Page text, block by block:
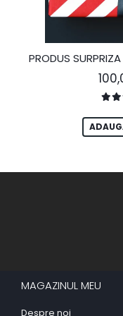
PRODUS
MAGAZINUL MEU
Despre noi